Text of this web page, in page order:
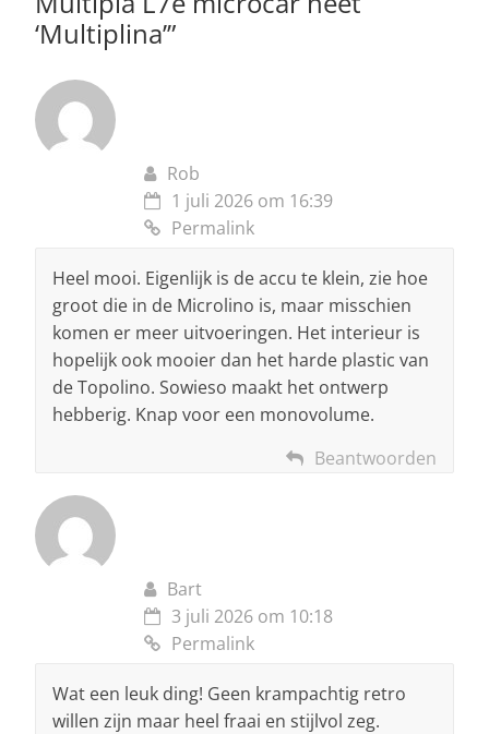
‘Multiplina’”
Rob
1 juli 2026 om 16:39
Permalink
Heel mooi. Eigenlijk is de accu te klein, zie hoe
groot die in de Microlino is, maar misschien
komen er meer uitvoeringen. Het interieur is
hopelijk ook mooier dan het harde plastic van
de Topolino. Sowieso maakt het ontwerp
hebberig. Knap voor een monovolume.
Beantwoorden
Bart
3 juli 2026 om 10:18
Permalink
Wat een leuk ding! Geen krampachtig retro
willen zijn maar heel fraai en stijlvol zeg.